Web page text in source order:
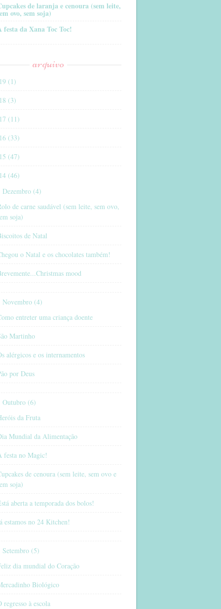
de laranja e cenoura (sem leite,
ovo, sem soja)
festa da Xana Toc Toc!
arquivo
(1)
(3)
(11)
(33)
(47)
(46)
Dezembro (4)
de carne saudável (sem leite, sem ovo,
soja)
de Natal
o Natal e os chocolates também!
mood
Novembro (4)
entreter uma criança doente
Martinho
alérgicos e os internamentos
por Deus
Outubro (6)
da Fruta
Mundial da Alimentação
festa no Magic!
de cenoura (sem leite, sem ovo e
soja)
aberta a temporada dos bolos!
estamos no 24 Kitchen!
Setembro (5)
dia mundial do Coração
Biológico
regresso à escola